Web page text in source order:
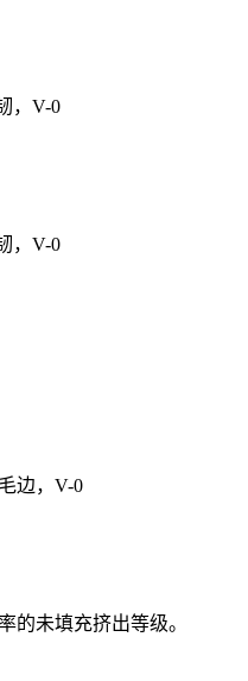
，V-0
，V-0
边，V-0
的未填充挤出等级。